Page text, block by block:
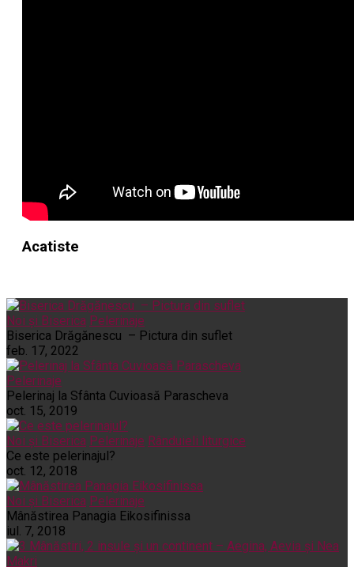
Acatiste
Noi și Biserica Pelerinaje
Biserica Drăgănescu – Pictura din suflet
feb. 17, 2022
Pelerinaje
Pelerinaj la Sfânta Cuvioasă Parascheva
oct. 15, 2019
Noi și Biserica Pelerinaje Rânduieli liturgice
Ce este pelerinajul?
oct. 12, 2018
Noi și Biserica Pelerinaje
Mânăstirea Panagia Eikosifinissa
iul. 7, 2018